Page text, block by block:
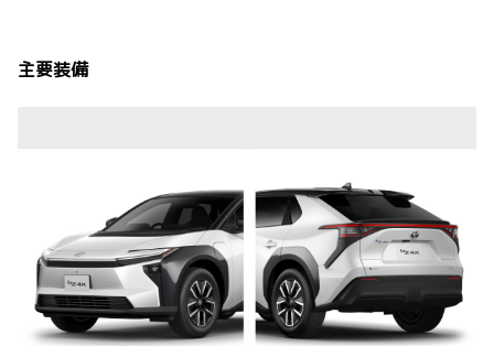
主要装備